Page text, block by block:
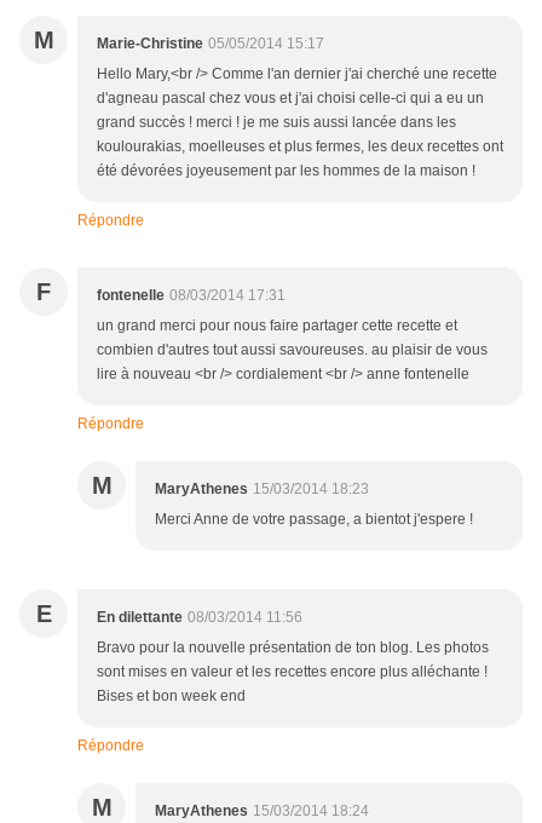
M Marie-Christine 05/05/2014 15:17
Hello Mary,<br /> Comme l'an dernier j'ai cherché une recette
d'agneau pascal chez vous et j'ai choisi celle-ci qui a eu un
grand succès ! merci ! je me suis aussi lancée dans les
koulourakias, moelleuses et plus fermes, les deux recettes ont
été dévorées joyeusement par les hommes de la maison !
Répondre
F fontenelle 08/03/2014 17:31
un grand merci pour nous faire partager cette recette et
combien d'autres tout aussi savoureuses. au plaisir de vous
lire à nouveau <br /> cordialement <br /> anne fontenelle
Répondre
M MaryAthenes 15/03/2014 18:23
Merci Anne de votre passage, a bientot j'espere !
E En dilettante 08/03/2014 11:56
Bravo pour la nouvelle présentation de ton blog. Les photos
sont mises en valeur et les recettes encore plus alléchante !
Bises et bon week end
Répondre
M MaryAthenes 15/03/2014 18:24